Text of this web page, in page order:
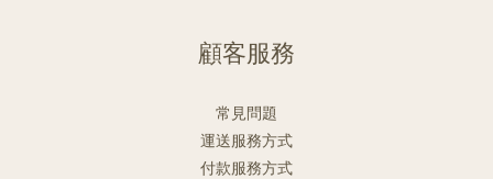
顧客服務
常見問題
運送服務方式
付款服務方式